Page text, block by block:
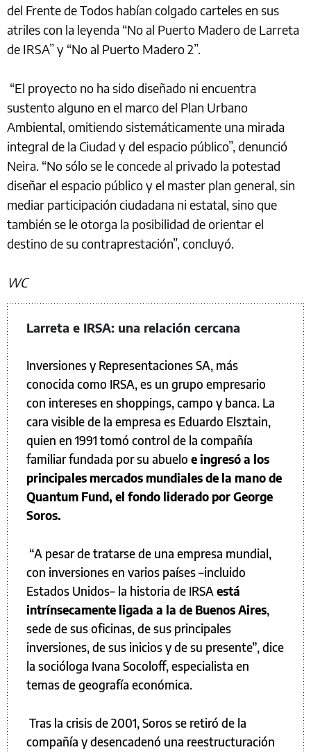
del Frente de Todos habían colgado carteles en sus
atriles con la leyenda “No al Puerto Madero de Larreta
de IRSA” y “No al Puerto Madero 2”.
“El proyecto no ha sido diseñado ni encuentra
sustento alguno en el marco del Plan Urbano
Ambiental, omitiendo sistemáticamente una mirada
integral de la Ciudad y del espacio público”, denunció
Neira. “No sólo se le concede al privado la potestad
diseñar el espacio público y el master plan general, sin
mediar participación ciudadana ni estatal, sino que
también se le otorga la posibilidad de orientar el
destino de su contraprestación”, concluyó.
WC
Larreta e IRSA: una relación cercana
Inversiones y Representaciones SA, más
conocida como IRSA, es un grupo empresario
con intereses en shoppings, campo y banca. La
cara visible de la empresa es Eduardo Elsztain,
quien en 1991 tomó control de la compañía
familiar fundada por su abuelo e ingresó a los
principales mercados mundiales de la mano de
Quantum Fund, el fondo liderado por George
Soros.
“A pesar de tratarse de una empresa mundial,
con inversiones en varios países –incluido
Estados Unidos– la historia de IRSAestá
intrínsecamente ligada a la de Buenos Aires,
sede de sus oficinas, de sus principales
inversiones, de sus inicios y de su presente”, dice
la socióloga Ivana Socoloff, especialista en
temas de geografía económica.
Tras la crisis de 2001, Soros se retiró de la
compañía y desencadenó una reestructuración